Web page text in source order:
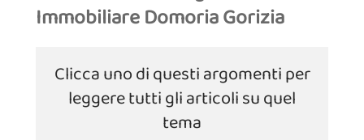
Immobiliare Domoria Gorizia
Clicca uno di questi argomenti per
leggere tutti gli articoli su quel
tema